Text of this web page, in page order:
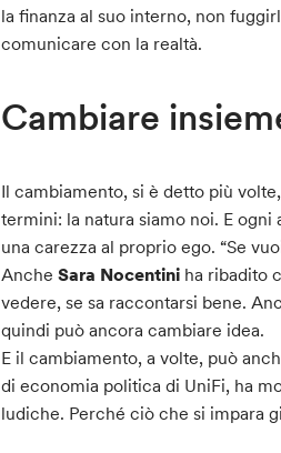
la finanza al suo interno, non
comunicare con la realtà.
Cambiare
Il cambiamento, si è detto più
termini: la natura siamo noi. E
una carezza al proprio ego. “Se
AncheSara Nocentini ha ribadito
vedere, se sa raccontarsi bene.
quindi può ancora cambiare idea.
E il cambiamento, a volte, può
di economia politica di UniFi, ha
ludiche. Perché ciò che si impara